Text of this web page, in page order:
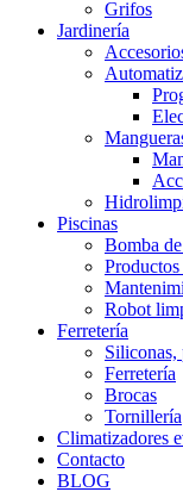
Grifos
Jardinería
Piscinas
Bomba
Robot
Ferretería
Siliconas,
Ferretería
Brocas
Tornillería
Climatizadores
Contacto
BLOG